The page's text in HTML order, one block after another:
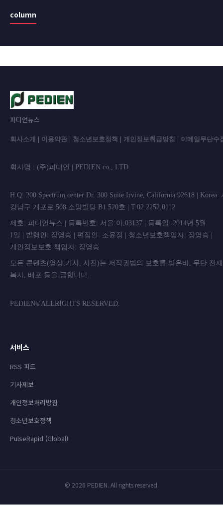
column
피디언뉴스
회사소개 이용약관 청소년보호정책 개인정보취급방침 이메일무단수
회사명 : (주)피디언 | PEDIEN co.,
H.Q: 200 Spectrum center Dr. 300 Suite Irvine, California 92618 | Korea:
강남구 개포로 508 소망빌딩 B1 520호 | T.02.2252.0112
제호: 피디언뉴스 | 등록번호: 서울 아,03137 | 등록일: 2014년 5월
1일 | 발행인: 장영승 | 편집인: 조윤정 | 청소년보호책임자: 장영승 |
개인정보보호 책임자: 장영승
모든 콘텐츠(영상,기사, 사진)는 저작권법의 보호를 받은바, 무단 전
복사, 배포 등을 금합니
PEDIEN©ALLRIGHTS RESERVED.
서비스
RSS 피드
기사제보
개인정보처리방침
청소년보호정책
PulseRapid (Global)
© 2026 PEDIEN. All rights reserved.